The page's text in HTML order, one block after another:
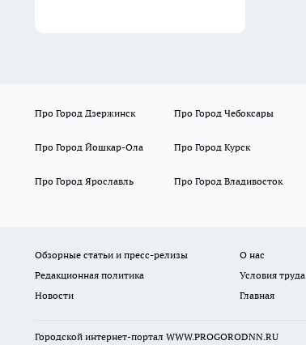
Про Город Дзержинск Про Город Чебоксары
Про Город Йошкар-Ола Про Город Курск
Про Город Ярославль Про Город Владивосток
Обзорные статьи и пресс-релизы О нас
Редакционная политика
Условия труда
Новости
Главная
Городской интернет-портал WWW.PROGORODNN.RU